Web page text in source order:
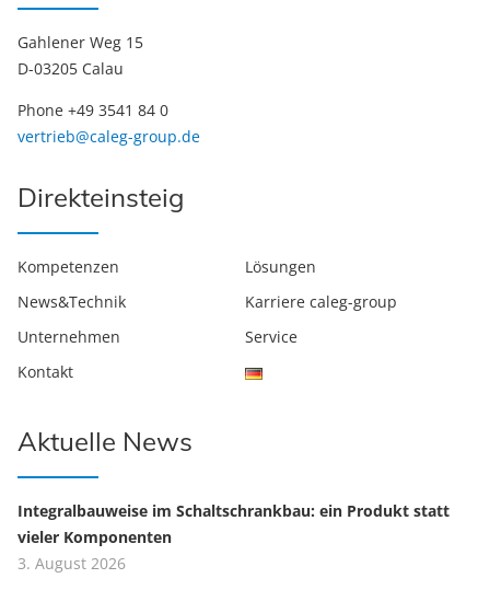
Gahlener Weg 15
D-03205 Calau
Phone +49 3541 84 0
vertrieb@caleg-group.de
Direkteinsteig
Kompetenzen
Lösungen
News&Technik
Karriere caleg-group
Unternehmen
Service
Kontakt
Aktuelle News
Integralbauweise im Schaltschrankbau: ein Produkt statt
vieler Komponenten
3. August 2026